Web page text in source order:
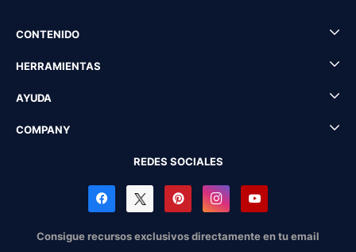
CONTENIDO
HERRAMIENTAS
AYUDA
COMPANY
REDES SOCIALES
Consigue recursos exclusivos directamente en tu email